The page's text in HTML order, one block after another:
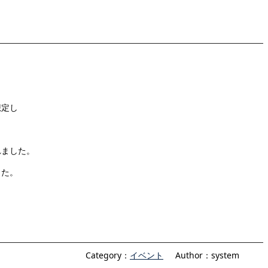
し
した。
。
Category： イベント Author：system